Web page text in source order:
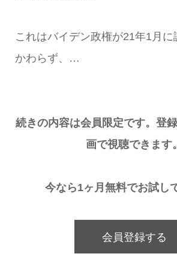
これはバイデン政権が21年1月
かわらず、…
続きの内容は会員限定です。登
画で視聴できます。
今なら1ヶ月無料でお試し
会員登録する